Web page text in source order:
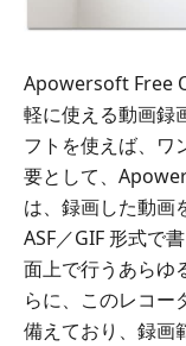
Apowersoft Free
軽に使える動画録
フトを使えば、ワ
要として、
は、録画した動画
ASF／GIF 形式で
面上で行うあらゆ
らに、このレコー
備えており、録画